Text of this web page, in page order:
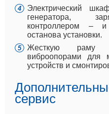
Электрический
генератора,
контроллером – и
останова установки.
Жесткую раму с
виброопорами для
устройств и
сервис